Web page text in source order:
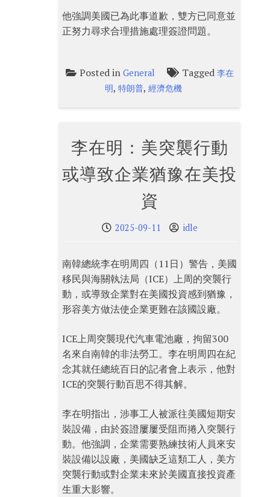
他強調美國已為此事道歉，雙方已同意並
正努力尋求合理措施處理簽證問題。
Posted in General Tagged 李在
明,特朗普,經濟危機
李在明：美突襲行動
或導致企業猶豫在美投
資
2025-09-11 idle
南韓總統李在明周四（11日）警告，美國
移民與海關執法局（ICE）上周的突襲行
動，或導致企業對在美國投資感到猶豫，
形容美方做法使企業更難在該國設廠。
ICE上周突襲現代汽車電池廠，拘留300
名來自南韓的非法勞工。李在明周四在紀
念其就任總統百日的記者會上表示，他對
ICE的突襲行動百思不得其解。
李在明指出，涉事工人被派往美國短期安
裝設備，由於簽證屢屢受阻而捲入突襲行
動。他強調，企業需要熟練技術人員來安
裝設備以設廠，美國缺乏這類工人，美方
突襲行動或對企業未來於美國直接投資產
生重大影響。